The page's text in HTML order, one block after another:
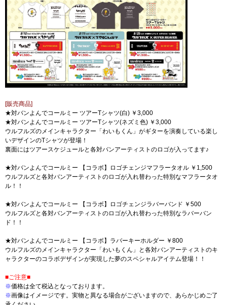
[販売商品]
★対バンよんでコールミー ツアーTシャツ(白) ￥3,000
★対バンよんでコールミー ツアーTシャツ(ネズミ色) ￥3,000
ウルフルズのメインキャラクター「わいもくん」がギターを演奏している楽し
いデザインのTシャツが登場！
裏面にはツアースケジュールと各対バンアーティストのロゴが入ってます♪
★対バンよんでコールミー 【コラボ】ロゴチェンジマフラータオル ￥1,500
ウルフルズと各対バンアーティストのロゴが入れ替わった特別なマフラータオ
ル！！
★対バンよんでコールミー 【コラボ】ロゴチェンジラバーバンド ￥500
ウルフルズと各対バンアーティストのロゴが入れ替わった特別なラバーバン
ド！！
★対バンよんでコールミー 【コラボ】ラバーキーホルダー ￥800
ウルフルズのメインキャラクター「わいもくん」と各対バンアーティストのキ
ャラクターのコラボデザインが実現した夢のスペシャルアイテム登場！！
■ご注意■
※価格は全て税込となっております。
※画像はイメージです。実物と異なる場合がございますので、あらかじめご了